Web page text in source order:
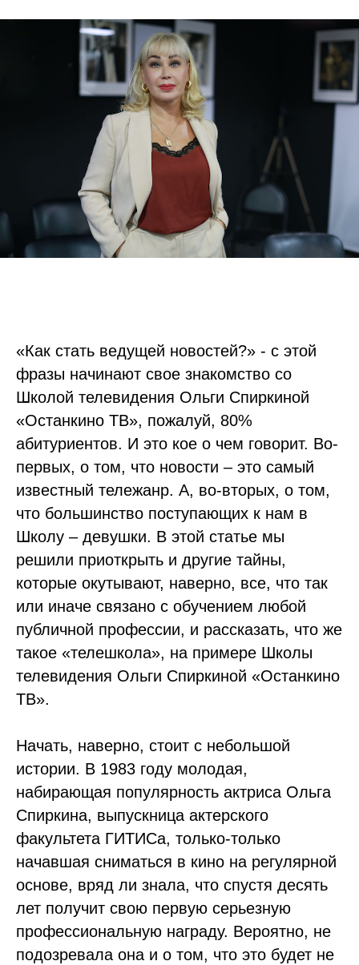
«Как стать ведущей новостей?» - с этой
фразы начинают свое знакомство со
Школой телевидения Ольги Спиркиной
«Останкино ТВ», пожалуй, 80%
абитуриентов. И это кое о чем говорит. Во-
первых, о том, что новости – это самый
известный тележанр. А, во-вторых, о том,
что большинство поступающих к нам в
Школу – девушки. В этой статье мы
решили приоткрыть и другие тайны,
которые окутывают, наверно, все, что так
или иначе связано с обучением любой
публичной профессии, и рассказать, что же
такое «телешкола», на примере Школы
телевидения Ольги Спиркиной «Останкино
ТВ».
Начать, наверно, стоит с небольшой
истории. В 1983 году молодая,
набирающая популярность актриса Ольга
Спиркина, выпускница актерского
факультета ГИТИСа, только-только
начавшая сниматься в кино на регулярной
основе, вряд ли знала, что спустя десять
лет получит свою первую серьезную
профессиональную награду. Вероятно, не
подозревала она и о том, что это будет не